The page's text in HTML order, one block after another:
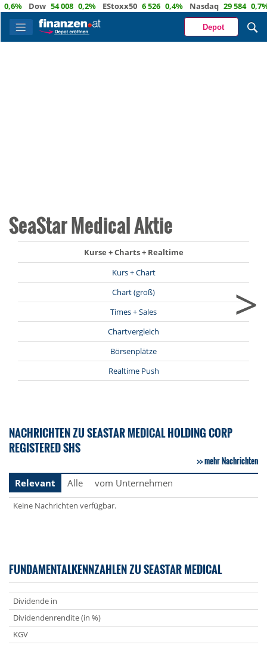
Dow 54 008 0,2% EStoxx50 6 526 0,4% Nasdaq 29 584 0,7% Öl
Depot
SeaStar Medical Aktie
Kurse + Charts + Realtime
Kurs + Chart
Chart (groß)
Times + Sales
Chartvergleich
Börsenplätze
Realtime Push
>
NACHRICHTEN ZU SEASTAR MEDICAL HOLDING CORP
REGISTERED SHS
mehr Nachrichten
Relevant
Alle vom Unternehmen
Keine Nachrichten verfügbar.
FUNDAMENTALKENNZAHLEN ZU SEASTAR MEDICAL
Dividende in
Dividendenrendite (in %)
KGV